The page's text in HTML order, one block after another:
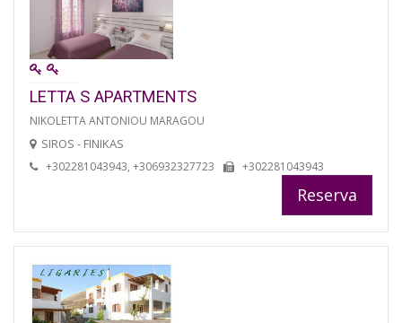
LETTA S APARTMENTS
NIKOLETTA ANTONIOU MARAGOU
SIROS - FINIKAS
+302281043943, +306932327723 +302281043943
Reserva